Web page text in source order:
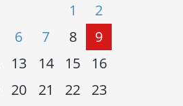
1
2
6 7 8
9
13 14 15
16
20 21 22
23